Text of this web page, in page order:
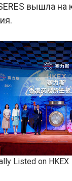
вышла на
Listed on HKEX